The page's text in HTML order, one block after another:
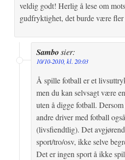
veldig godt! Herlig å lese om
gudfryktighet, det burde være fler
Sambosier:
10/10-2010, kl. 20:03
Å spille fotball er et
men du kan selvsagt være
uten å digge fotball.
andre driver med fotball
(livsfiendtlig). Det
sport/tro/osv, ikke selve
Det er ingen sport å ikke